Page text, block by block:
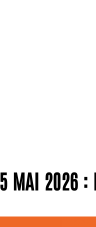
5 MAI 2026 :